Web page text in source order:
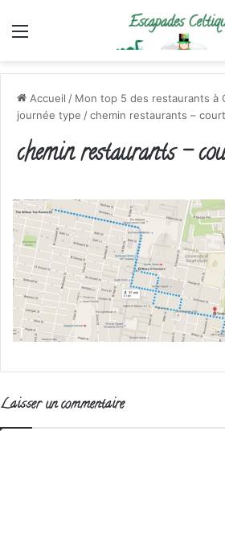
Menu
Accueil / Mon top 5 des restaurants à
journée type /chemin restaurants – court
chemin restaurants –
Laisser un commentaire